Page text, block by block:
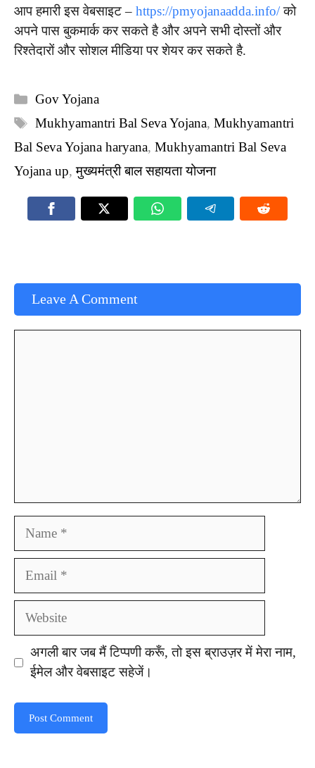
आप हमारी इस वेबसाइट – https://pmyojanaadda.info/को
अपने पास बुकमार्क कर सकते है और अपने सभी दोस्तों और
रिश्तेदारों और सोशल मीडिया पर शेयर कर सकते है.
Categories
Gov Yojana
Tags
Mukhyamantri Bal Seva Yojana,Mukhyamantri
Bal Seva Yojana haryana, Mukhyamantri Bal Seva
Yojana up,मुख्यमंत्री बाल सहायता योजना
Leave A Comment
Name
Email
Website
अगली बार जब मैं टिप्पणी करूँ, तो इस ब्राउज़र में मेरा नाम,
ईमेल और वेबसाइट सहेजें।